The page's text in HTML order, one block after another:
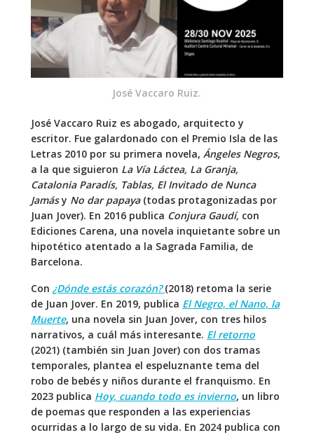
José Vaccaro Ruiz.
José Vaccaro Ruiz es abogado, arquitecto y
escritor. Fue galardonado con el Premio Isla de las
Letras 2010 por su primera novela, Ángeles Negros,
a la que siguieron La Vía Láctea, La Granja,
Catalonia Paradís, Tablas, El Invitado de Nunca
Jamásy No dar papaya(todas protagonizadas por
Juan Jover). En 2016 publica Conjura Gaudí, con
Ediciones Carena, una novela inquietante sobre un
hipotético atentado a la Sagrada Familia, de
Barcelona.
Con ¿Dónde estás corazón? (2018) retoma la serie
de Juan Jover. En 2019, publica El Negro, el Nano, la
Muerte, una novela sin Juan Jover, con tres hilos
narrativos, a cuál más interesante. El retorno
(2021) (también sin Juan Jover) con dos tramas
temporales, plantea el espeluznante tema del
robo de bebés y niños durante el franquismo. En
2023 publica Hoy, cuando todo es invierno, un libro
de poemas que responden a las experiencias
ocurridas a lo largo de su vida. En 2024 publica con